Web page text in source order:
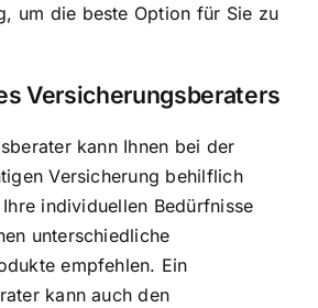
um die beste Option für Sie zu
Versicherungsberaters
kann Ihnen bei der
Versicherung behilflich
individuellen Bedürfnisse
unterschiedliche
empfehlen. Ein
kann auch den